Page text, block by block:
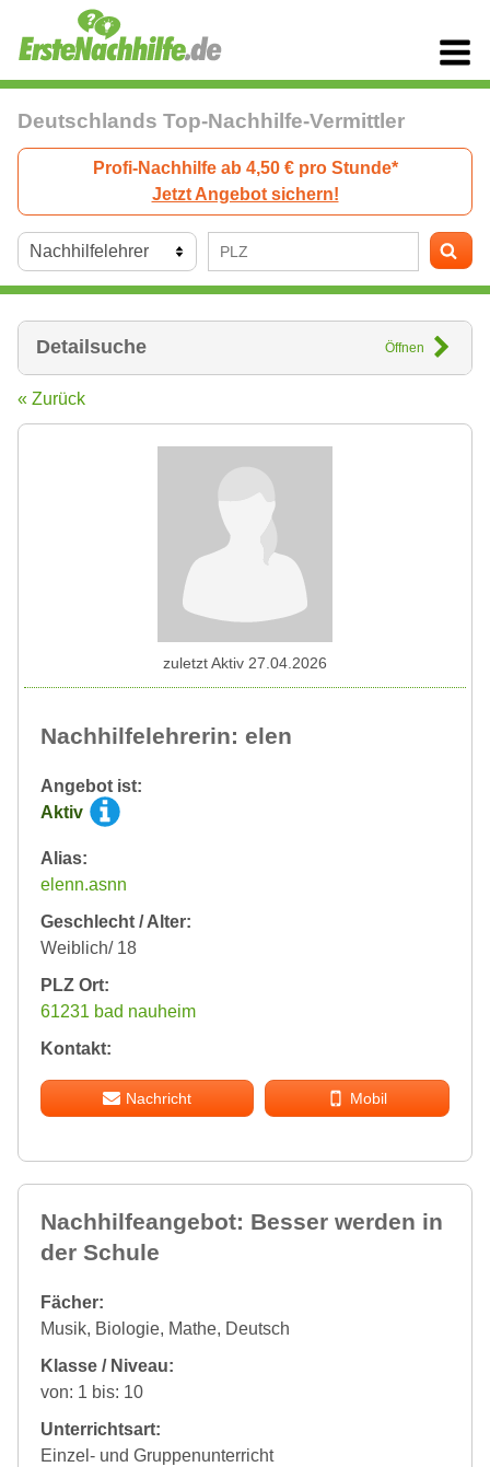
Deutschlands Top-Nachhilfe-Vermittler
Profi-Nachhilfe ab 4,50 € pro Stunde*
Jetzt Angebot sichern!
Detailsuche Öffnen
« Zurück
Nachhilfelehrerin: elen
Angebot ist:
Aktiv
Alias:
elenn.asnn
Geschlecht / Alter:
Weiblich/ 18
PLZ Ort:
61231 bad nauheim
Kontakt:
Nachricht Mobil
zuletzt Aktiv 27.04.2026
Nachhilfeangebot: Besser werden in
der Schule
Fächer:
Musik, Biologie, Mathe, Deutsch
Klasse / Niveau:
von: 1 bis: 10
Unterrichtsart:
Einzel- und Gruppenunterricht